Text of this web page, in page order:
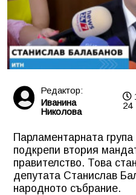
Редактор:
Иванина
Николова
24
Парламентарната
подкрепи втория
правителство. Това
депутата Станислав
народното събрание.